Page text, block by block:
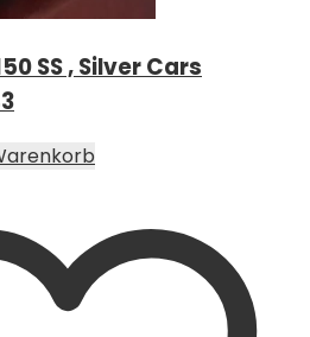
SS , Silver Cars